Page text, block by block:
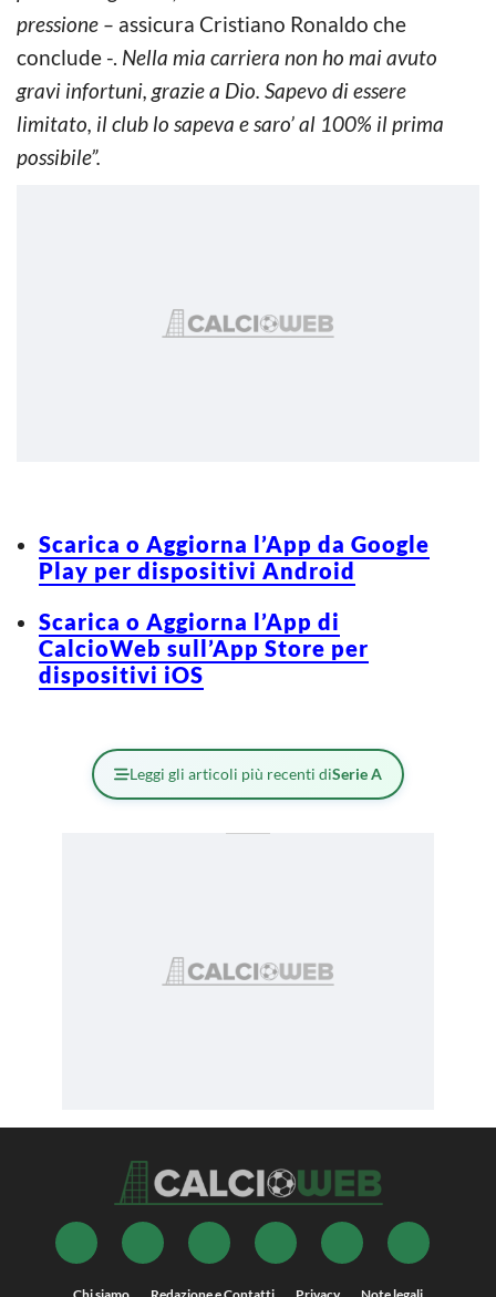
pressione – assicura Cristiano Ronaldo che
conclude -. Nella mia carriera non ho mai avuto
gravi infortuni, grazie a Dio. Sapevo di essere
limitato, il club lo sapeva e saro’ al 100% il prima
possibile”.
Scarica o Aggiorna l’App da Google
Play per dispositivi Android
Scarica o Aggiorna l’App di
CalcioWeb sull’App Store per
dispositivi iOS
Leggi gli articoli più recenti diSerie A